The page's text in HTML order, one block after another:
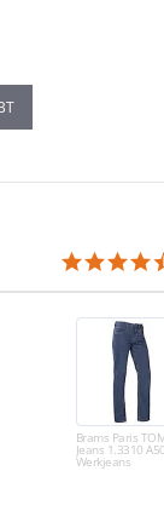
Brams Paris
Jeans 1.3310 A50
Werkjeans